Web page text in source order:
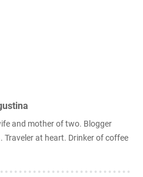
and mother of two. Blogger
Traveler at heart. Drinker of coffee